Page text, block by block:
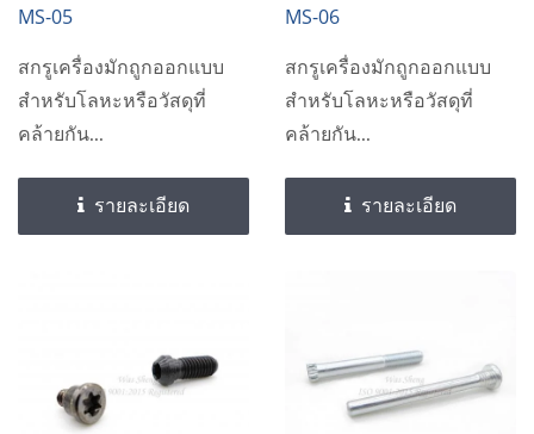
MS-05
สกรูเครื่องมักถูกออกแบบ
สำหรับโลหะหรือวัสดุที่
คล้ายกัน...
รายละเอียด
MS-06
สกรูเครื่องมักถูกออกแบบ
สำหรับโลหะหรือวัสดุที่
คล้ายกัน...
รายละเอียด